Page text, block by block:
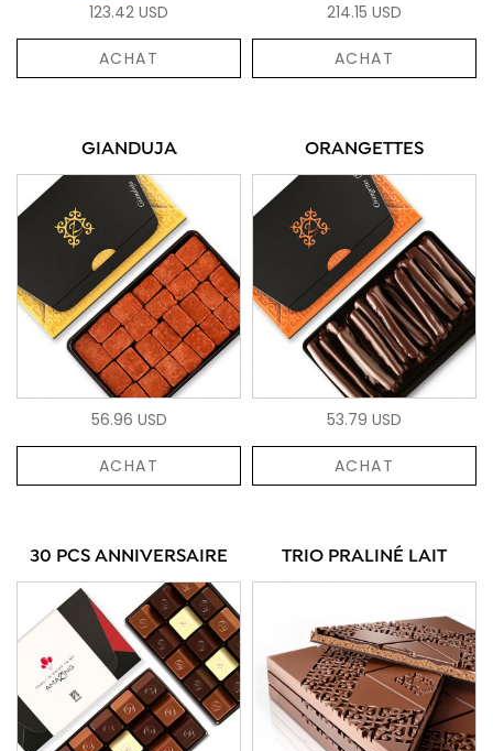
123.42 USD
ACHAT
214.15 USD
ACHAT
GIANDUJA
56.96 USD
ACHAT
ORANGETTES
53.79 USD
ACHAT
30 PCS ANNIVERSAIRE TRIO PRALINÉ LAIT